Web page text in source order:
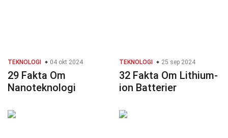
TEKNOLOGI 04 okt 2024
29 Fakta Om
Nanoteknologi
TEKNOLOGI 25 sep 2024
32 Fakta Om Lithium-
ion Batterier